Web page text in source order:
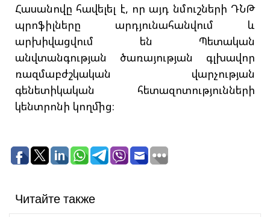
Հասանովը հավելել է, որ այդ նմուշների ԴՆԹ
պրոֆիլները արդյունահանվում և
արխիվացվում են Պետական
անվտանգության ծառայության գլխավոր
ռազմաբժշկական վարչության
գենետիկական հետազոտությունների
կենտրոնի կողմից։
Читайте также